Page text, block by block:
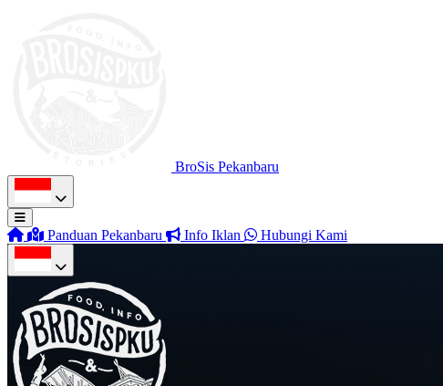
BroSis Pekanbaru
Panduan Pekanbaru Info Iklan Hubungi Kami